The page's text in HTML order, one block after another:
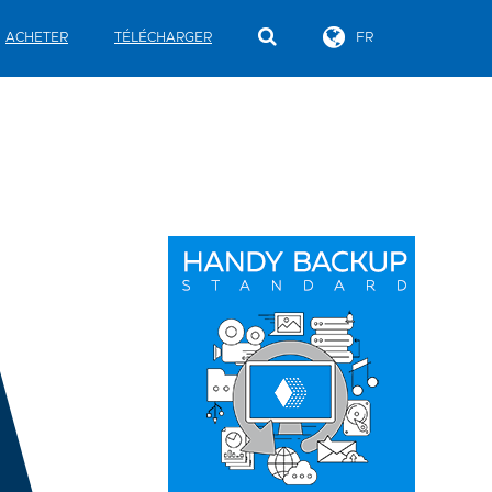
ACHETER TÉLÉCHARGER FR